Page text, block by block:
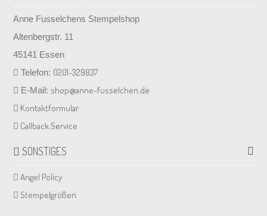
Anne Fusselchens Stempelshop
Altenbergstr. 11
45141 Essen
Telefon: 0201-329837
E-Mail: shop@anne-fusselchen.de
Kontaktformular
Callback Service
SONSTIGES
Angel Policy
Stempelgrößen